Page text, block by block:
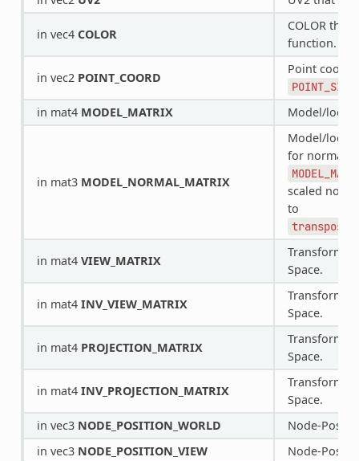
in vec4 COLOR
COLOR
function.
in vec2 POINT_COORD
Point
POINT_SIZE
in mat4 MODEL_MATRIX Model/local
in mat3 MODEL_NORMAL_MATRIX
Model/local
for normals.
scaled non-
to
in mat4 VIEW_MATRIX
Space.
in mat4 INV_VIEW_MATRIX
Space.
in mat4 PROJECTION_MATRIX
Space.
in mat4 INV_PROJECTION_MATRIX
Space.
in vec3 NODE_POSITION_WORLD
Node-
in vec3 NODE_POSITION_VIEW Node-